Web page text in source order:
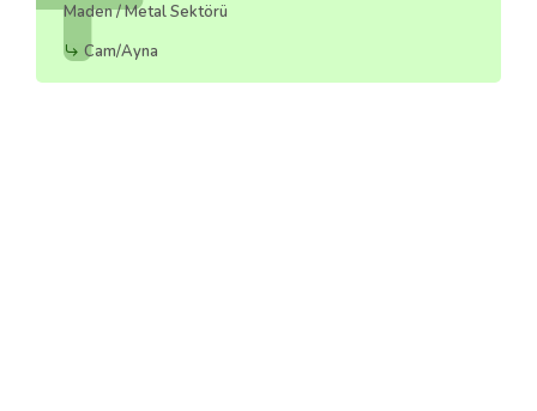
Maden / Metal Sektörü
Cam/Ayna